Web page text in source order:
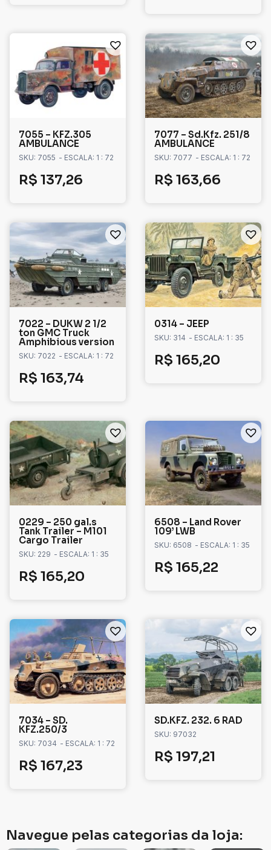
7055 – KFZ.305
AMBULANCE
SKU: 7055 - ESCALA: 1 : 72
R$ 137,26
7077 – Sd.Kfz. 251/8
AMBULANCE
SKU: 7077 - ESCALA: 1 : 72
R$ 163,66
7022 – DUKW 2 1/2
ton GMC Truck
Amphibious version
SKU: 7022 - ESCALA: 1 : 72
R$ 163,74
0314 – JEEP
SKU: 314 - ESCALA: 1 : 35
R$ 165,20
0229 – 250 gal.s
Tank Trailer – M101
Cargo Trailer
SKU: 229 - ESCALA: 1 : 35
R$ 165,20
6508 – Land Rover
109’ LWB
SKU: 6508 - ESCALA: 1 : 35
R$ 165,22
7034 – SD.
KFZ.250/3
SKU: 7034 - ESCALA: 1 : 72
R$ 167,23
SD.KFZ. 232. 6 RAD
SKU: 97032
R$ 197,21
Navegue pelas categorias da loja: